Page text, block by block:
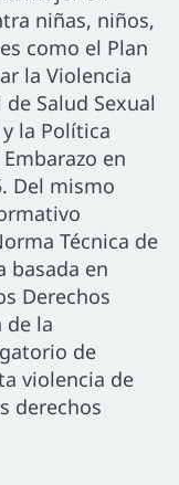
niñas, niños,
como el Plan
la Violencia
Salud Sexual
la Política
en
Del mismo
Técnica de
basada en
Derechos
de la
de
violencia de
derechos